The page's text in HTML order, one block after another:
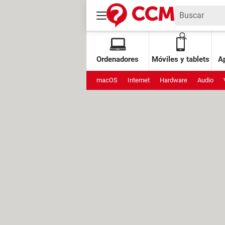
Ordenadores Móviles y tablets
macOS Internet Hardware Audio